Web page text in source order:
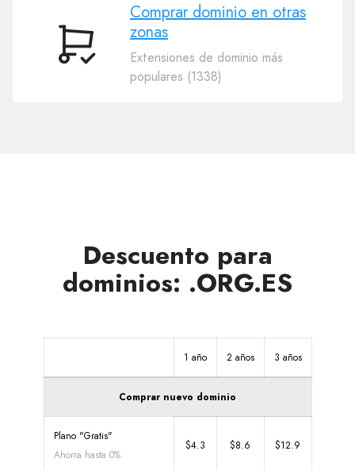
Comprar
Comprar dominio en otras
zonas
Extensiones de dominio más
populares (1338)
Descuento para
dominios: .ORG.ES
1 año 2 años 3 años
Comprar nuevo dominio
Plano "Gratis"
Ahorra hasta 0%
$4.3 $8.6 $12.9